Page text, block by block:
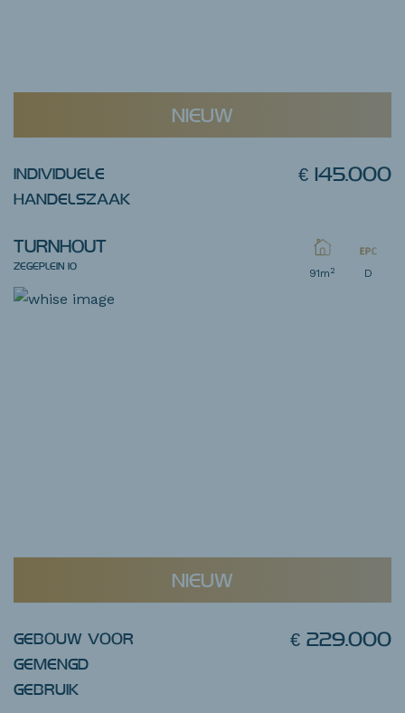
NIEUW
INDIVIDUELE
HANDELSZAAK
€ 145.000
TURNHOUT
ZEGEPLEIN 10
91m 2 D
NIEUW
GEBOUW VOOR
GEMENGD
GEBRUIK
€ 229.000